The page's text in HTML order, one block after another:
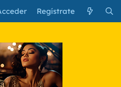
Regístrate